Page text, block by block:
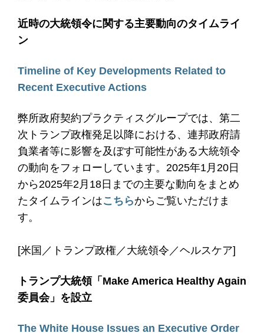
近時の大統領令に関する主要動向のタイムライ
ン
Timeline of Key Developments Related to
Recent Executive Actions
弊所政府契約プラクティスグループでは、第二
次トランプ政権発足以降における、連邦政府請
負業者等に影響を及ぼす可能性がある大統領令
の動向をフォローしています。2025年1月20日
から2025年2月18日までの主要な動向をまとめ
たタイムラインはこちらからご覧いただけま
す。
[米国／トランプ政権／大統領令／ヘルスケア]
トランプ大統領「Make America Healthy Again
委員会」を設立
The White House Issues an Executive Order